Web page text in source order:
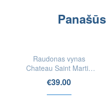
Raudonas vynas
Chateau Saint Martin
Vin Cuit
€39.00